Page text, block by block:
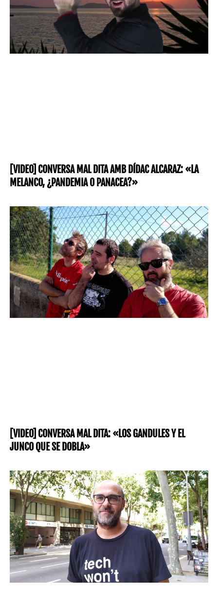
[VIDEO] CONVERSA MAL DITA AMB DÍDAC ALCARAZ: «LA
MELANCO, ¿PANDEMIA O PANACEA?»
[VIDEO] CONVERSA MAL DITA: «LOS GANDULES Y EL
JUNCO QUE SE DOBLA»